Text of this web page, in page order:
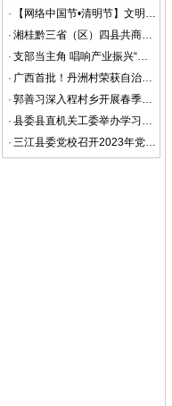
·
【网络中国节•清明节】文明祭祀，平安清明
·
湘桂黔三省（区）四县共商平安边界建设 着力打造省际平安边界样板区
·
支部当主角 唱响产业振兴“重头戏”
·
广西首批！丹洲村荣获自治区级“金字招牌”
·
郭善习深入程村乡开展春季走访慰问工作
·
县委县直机关工委举办学习贯彻党的二十大精神进机关宣讲报告会
·
三江县委党校召开2023年党风廉政建设暨清廉机关工作部署会